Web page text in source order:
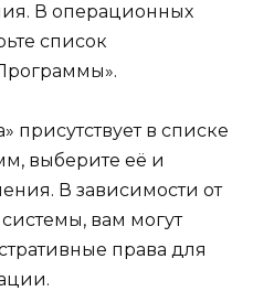
В операционных
список
присутствует в списке
выберите её и
В зависимости от
вам могут
права для